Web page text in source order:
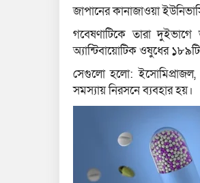
জাপানের কানাজাওয়া
গবেষণাটিকে তারা
অ্যান্টিবায়োটিক ওষুধের
সেগুলো হলো: ইসোমিপ্রাজল,
সমস্যায় নিরসনে ব্যবহার হয়।